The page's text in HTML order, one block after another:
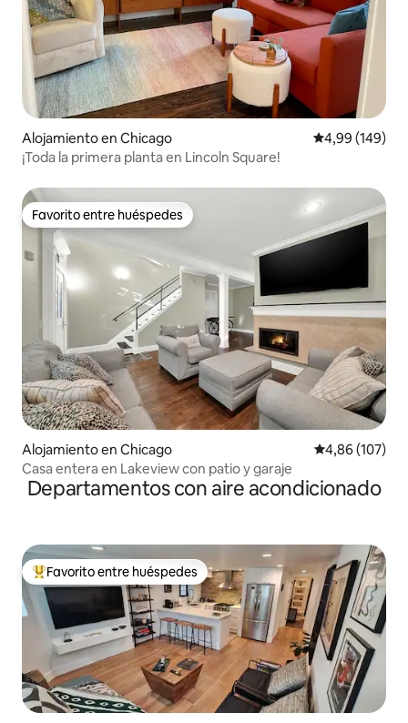
Alojamiento en Chicago Calificación
4,99 (149)
¡Toda la primera planta en Lincoln Square!
Favorito entre huéspedes
Favorito entre huéspedes
Alojamiento en Chicago Calificación
4,86 (107)
Casa entera en Lakeview con patio y garaje
Departamentos con aire acondicionado
Favorito entre los huéspedes más destacados
Favorito entre huéspedes